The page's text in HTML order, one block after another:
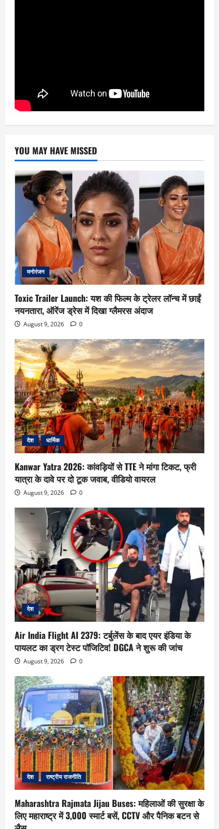
YOU MAY HAVE MISSED
मनोरंजन
Toxic Trailer Launch: यश की फिल्म के ट्रेलर लॉन्च में छाईं
नयनतारा, ऑरेंज ड्रेस में दिखा ग्लैमरस अंदाज
August 9, 2026 0
देश धार्मिक
Kanwar Yatra 2026: कांवड़ियों से TTE ने मांगा टिकट, फ्री
यात्रा के दावे पर दो टूक जवाब, वीडियो वायरल
August 9, 2026 0
देश
Air India Flight AI 2379: टर्बुलेंस के बाद एयर इंडिया के
पायलट का ड्रग टेस्ट पॉजिटिव! DGCA ने शुरू की जांच
August 9, 2026 0
देश राष्ट्रीय राजनीति
Maharashtra Rajmata Jijau Buses: महिलाओं की सुरक्षा के
लिए महाराष्ट्र में 3,000 स्मार्ट बसें, CCTV और पैनिक बटन से